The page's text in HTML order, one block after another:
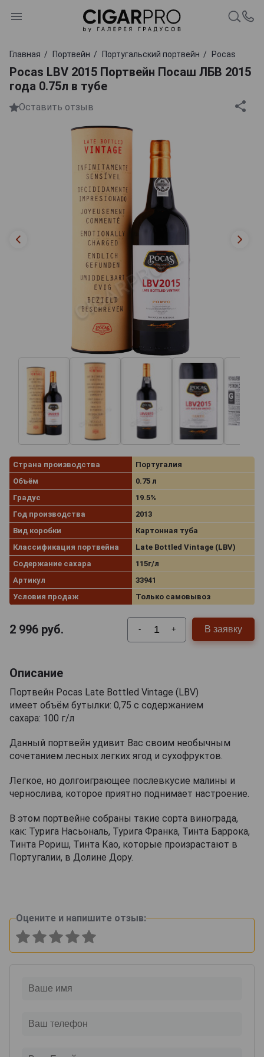
Главная Портвейн Португальский портвейн Pocas
Pocas LBV 2015 Портвейн Посаш ЛБВ 2015
года 0.75л в тубе
Оставить отзыв
Страна производства
Португалия
Объём
0.75 л
Градус
19.5%
Год производства
2013
Вид коробки
Картонная туба
Классификация портвейна
Late Bottled Vintage (LBV)
Содержание сахара
115г/л
Артикул
33941
Условия продаж
Только самовывоз
2 996 руб. - + В заявку
Описание
Портвейн Pocas Late Bottled Vintage (LBV)
имеет объём бутылки: 0,75 с содержанием
сахара: 100 г/л
Данный портвейн удивит Вас своим необычным
сочетанием лесных легких ягод и сухофруктов.
Легкое, но долгоиграющее послевкусие малины и
чернослива, которое приятно поднимает настроение.
В этом портвейне собраны такие сорта винограда,
как: Турига Насьональ, Турига Франка, Тинта Баррока,
Тинта Рориш, Тинта Као, которые произрастают в
Португалии, в Долине Дору.
Оцените и напишите отзыв: